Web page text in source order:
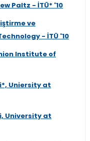
Paltz - İTÜ* '10
ve
- İTÜ '10
Institute of
Uniersity at
University at